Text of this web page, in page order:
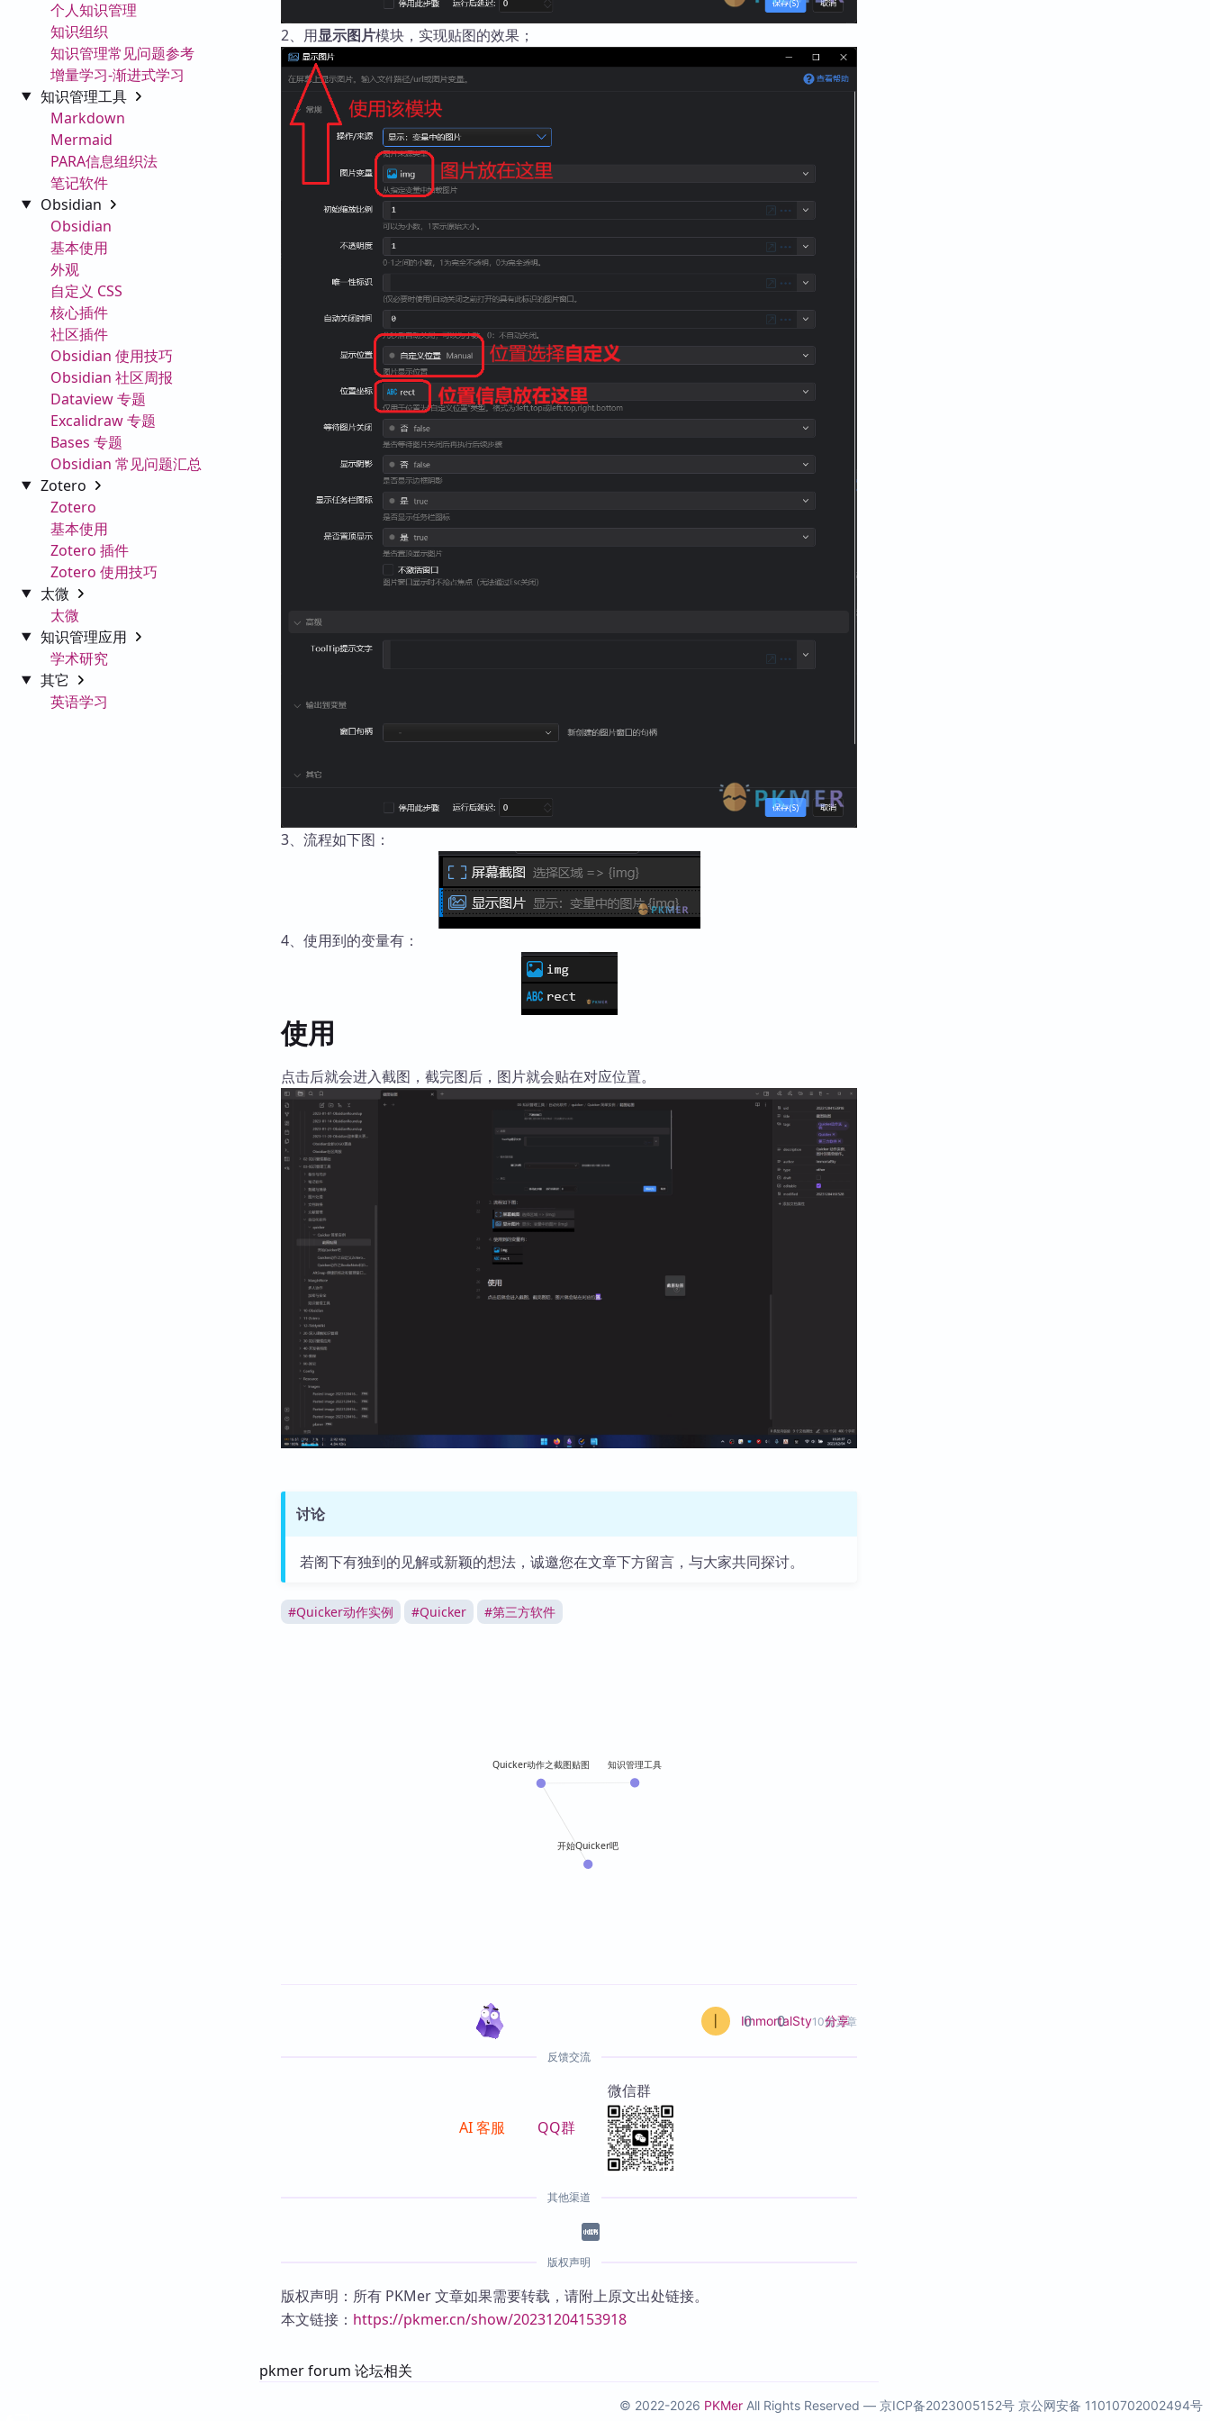
个人知识管理
知识组织
知识管理常见问题参考
增量学习-渐进式学习
知识管理工具
Markdown
Mermaid
PARA信息组织法
笔记软件
Obsidian
Obsidian
基本使用
外观
自定义 CSS
核心插件
社区插件
Obsidian 使用技巧
Obsidian 社区周报
Dataview 专题
Excalidraw 专题
Bases 专题
Obsidian 常见问题汇总
Zotero
Zotero
基本使用
Zotero 插件
Zotero 使用技巧
太微
太微
知识管理应用
学术研究
其它
英语学习
2、用显示图片模块，实现贴图的效果；
3、流程如下图：
4、使用到的变量有：
使用
点击后就会进入截图，截完图后，图片就会贴在对应位置。
讨论
若阁下有独到的见解或新颖的想法，诚邀您在文章下方留言，与大家共同探讨。
#Quicker动作实例 #Quicker #第三方软件
知识管理工具
开始Quicker吧
Quicker动作之截图贴图
ImmortalSty10篇文章
0 0 分享
反馈交流
AI 客服 QQ群
微信群
其他渠道
版权声明
版权声明：所有 PKMer 文章如果需要转载，请附上原文出处链接。
本文链接： https://pkmer.cn/show/20231204153918
pkmer forum 论坛相关
© 2022-2026 PKMer All Rights Reserved — 京ICP备2023005152号 京公网安备 11010702002494号